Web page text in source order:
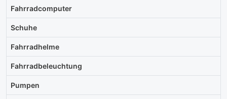
Fahrradcomputer
Schuhe
Fahrradhelme
Fahrradbeleuchtung
Pumpen